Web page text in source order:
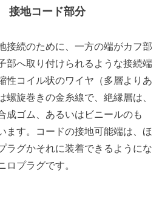
接地コード部分
接続のために、一方の端がカフ部
部へ取り付けられるような接続端
性コイル状のワイヤ（多層よりあ
螺旋巻きの金糸線で、絶縁層は、
成ゴム、あるいはビニールのも
ます。コードの接地可能端は、ほ
ラグかそれに装着できるようにな
ロプラグです。